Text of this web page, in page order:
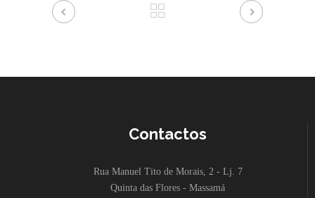
Contactos
Rua Manuel Tito de Morais, 2 - Lj. 7
Quinta das Flores - Massamá